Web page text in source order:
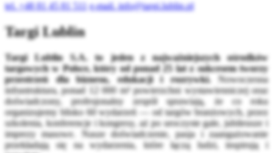
tel.+48 81 45 81 511 e-mail.info@targi.lublin.pl
Targi Lublin
Targi Lublin S.A. to jeden z najważniejszych ośrodków
targowych w Polsce, który od ponad 25 lat z sukcesem tworzy
przestrzeń dla biznesu, edukacji i rozrywki.Nowoczesna
infrastruktura, ponad 12 000 m² powierzchni wystawienniczej oraz
doświadczony, profesjonalny zespół sprawiają, że co roku
organizujemy blisko 60 wydarzeń — od targów branżowych, przez
szkolenia, konferencje i kongresy, aż po uroczyste gale, jubileusze i
imprezy masowe. Nasze doświadczenie, pasja i zaangażowanie
przekładają się na wydarzenia, które łączą ludzi, inspirują i